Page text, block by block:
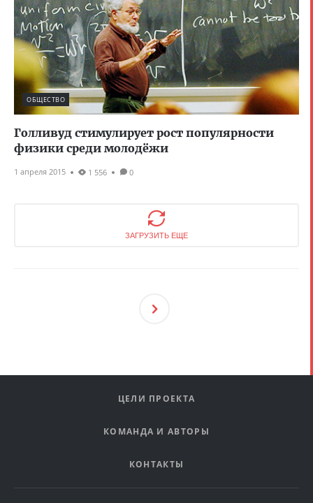
ОБЩЕСТВО
Голливуд стимулирует рост популярности
физики среди молодёжи
1 апреля 2015 1 556 0
ЗАГРУЗИТЬ ЕЩЕ
Ующ
ЦЕЛИ ПРОЕКТА
КОМАНДА И АВТОРЫ
КОНТАКТЫ